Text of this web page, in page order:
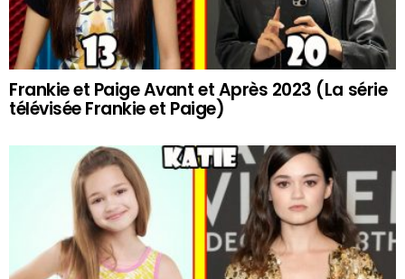
Frankie et Paige Avant et Après 2023 (La série
télévisée Frankie et Paige)